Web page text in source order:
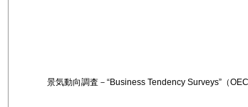
景気動向調査－“Business Tendency Surveys”（